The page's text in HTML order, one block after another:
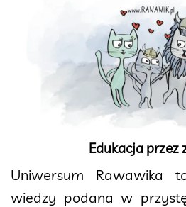
Edukacja przez
Uniwersum Rawawika
wiedzy podana w